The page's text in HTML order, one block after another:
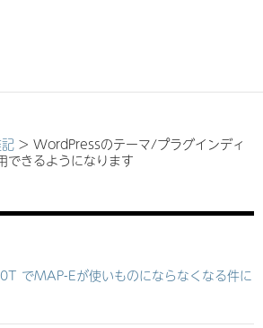
> WordPressのテーマ/プラグインディ
できるようになります
でMAP-Eが使いものにならなくなる件に